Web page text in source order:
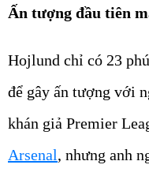
Ấn tượng đầu tiên
Hojlund chỉ có 23
để gây ấn tượng với
khán giả Premier
Arsenal, nhưng anh